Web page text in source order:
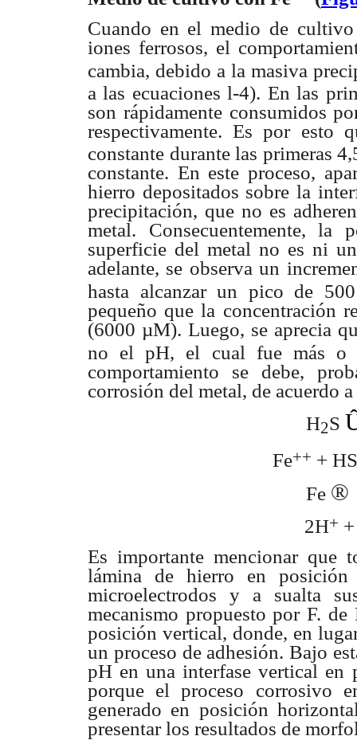
Cuando en el medio de
iones ferrosos, el
cambia, debido a la masiva
a las ecuaciones l-4). En las
son rápidamente consumidos
respectivamente.Es por esto
constante durante las primeras
constante. En este proceso,
hierro depositados sobre la
precipitación, que no es
metal. Consecuentemente, la
superficie del metal no es ni
adelante, se observa un
hasta alcanzar un pico de
pequeño que la concentración
(6000 µM). Luego, se aprecia
no el pH, el cual fue más o
comportamiento se debe,
corrosión del metal, de acuerdo
H2S
Fe++ + HS
Fe ®
2H+
Es importante mencionar que
lámina de hierro en
microelectrodos y a sualta
mecanismo propuesto por F. de
posición vertical, donde, en
un proceso de adhesión.Bajo
pH en una interfase vertical en
porque el proceso corrosivo
generado en posición
presentar los resultados de